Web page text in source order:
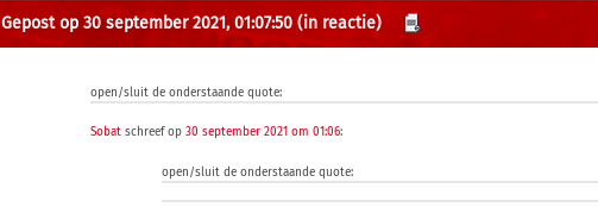
Gepost op 30 september 2021, 01:07:50 (in reactie)
open/sluit de onderstaande quote:
Sobat schreef op30 september 2021 om 01:06:
open/sluit de onderstaande quote: